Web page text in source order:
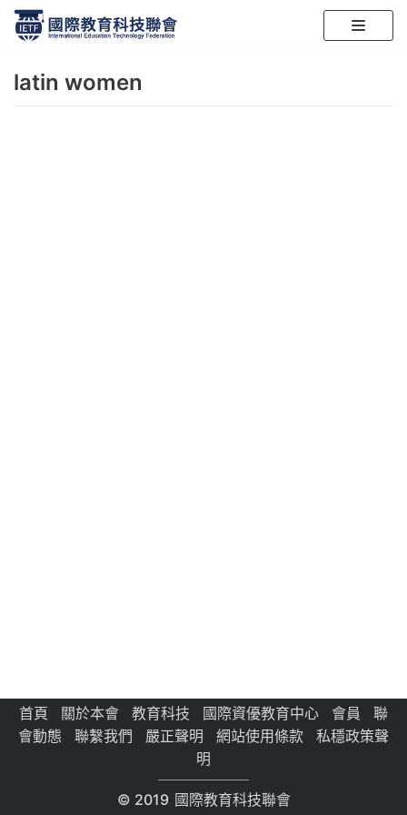
至
latin women
首頁 關於本會 教育科技 國際資優教育中心 會員
聯
會動態
聯繫我們 嚴正聲明 網站使用條款
私穩政策聲
明
© 2019 國際教育科技聯會